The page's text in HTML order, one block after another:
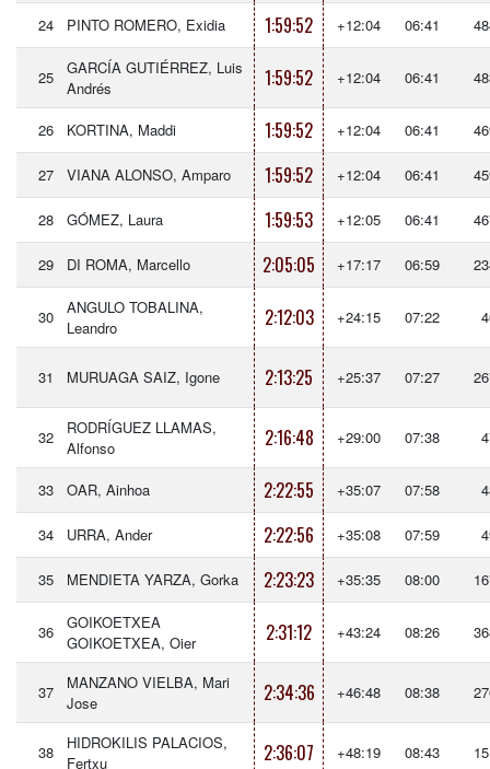
24 PINTO ROMERO, Exidia 1:59:52 +12:04 06:41
25
GARCÍA GUTIÉRREZ, Luis
Andrés
1:59:52 +12:04 06:41
26 KORTINA, Maddi 1:59:52 +12:04 06:41
27 VIANA ALONSO, Amparo 1:59:52 +12:04 06:41
28 GÓMEZ, Laura 1:59:53 +12:05 06:41
29 DI ROMA, Marcello 2:05:05 +17:17 06:59
30
ANGULO TOBALINA,
Leandro
2:12:03 +24:15 07:22
31 MURUAGA SAIZ, Igone 2:13:25 +25:37 07:27
32
RODRÍGUEZ LLAMAS,
Alfonso
2:16:48 +29:00 07:38
33 OAR, Ainhoa 2:22:55 +35:07 07:58
34 URRA, Ander 2:22:56 +35:08 07:59
35 MENDIETA YARZA, Gorka 2:23:23 +35:35 08:00
36
GOIKOETXEA
GOIKOETXEA, Oier
2:31:12 +43:24 08:26
37
MANZANO VIELBA, Mari
Jose
2:34:36 +46:48 08:38
38
HIDROKILIS PALACIOS,
Fertxu
2:36:07 +48:19 08:43